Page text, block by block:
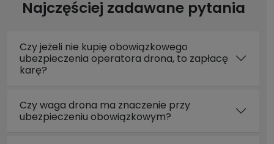
Najczęściej zadawane pytania
Czy jeżeli nie kupię obowiązkowego
ubezpieczenia operatora drona, to zapłacę
karę?
Czy waga drona ma znaczenie przy
ubezpieczeniu obowiązkowym?